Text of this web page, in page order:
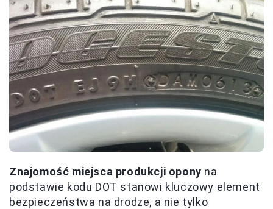
Znajomość miejsca produkcji opony na
podstawie kodu DOT stanowi kluczowy element
bezpieczeństwa na drodze, a nie tylko